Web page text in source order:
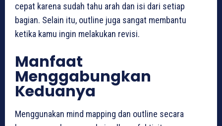
cepat karena sudah tahu arah dan isi dari setiap
bagian. Selain itu, outline juga sangat membantu
ketika kamu ingin melakukan revisi.
Manfaat
Menggabungkan
Keduanya
Menggunakan mind mapping dan outline secara